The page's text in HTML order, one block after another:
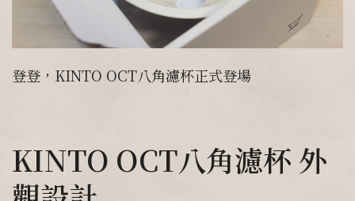
登登，KINTO OCT八角濾杯正式登場
KINTO OCT八角濾杯 外